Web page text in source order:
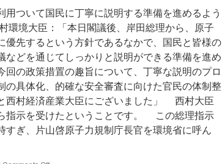
が
原
子
力
規
制
委
所
管
の
法
律
ついて国民に丁寧に説明する準備を進めるよう
境大臣：「本日閣議後、岸田総理から、原子
優先するという方針であるなかで、国民と皆様の
どを通じてしっかりと説明ができる準備を進め
の政策措置の趣旨について、丁寧な説明のプロ
の具体化、的確な安全審査に向けた官民の体制整
西村経済産業大臣にございました」 西村大臣
指示を受けたということです。 この総理指示
すぎ、片山啓原子力規制庁長官を環境省に呼ん